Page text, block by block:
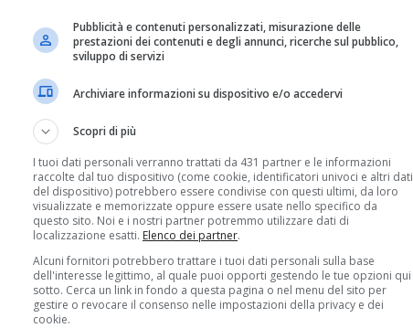
Pubblicità e contenuti personalizzati, misurazione delle
prestazioni dei contenuti e degli annunci, ricerche sul pubblico,
sviluppo di servizi
Archiviare informazioni su dispositivo e/o accedervi
Scopri di più
I tuoi dati personali verranno trattati da 431 partner e le informazioni
raccolte dal tuo dispositivo (come cookie, identificatori univoci e altri dati
del dispositivo) potrebbero essere condivise con questi ultimi, da loro
visualizzate e memorizzate oppure essere usate nello specifico da
questo sito. Noi e i nostri partner potremmo utilizzare dati di
localizzazione esatti. Elenco dei partner.
Alcuni fornitori potrebbero trattare i tuoi dati personali sulla base
dell'interesse legittimo, al quale puoi opporti gestendo le tue opzioni qui
sotto. Cerca un link in fondo a questa pagina o nel menu del sito per
gestire o revocare il consenso nelle impostazioni della privacy e dei
cookie.